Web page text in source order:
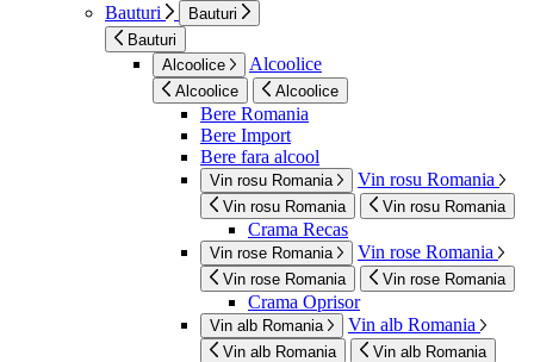
Bauturi
Bauturi
Bauturi
Alcoolice
Alcoolice
Alcoolice Alcoolice
Bere Romania
Bere Import
Bere fara alcool
Vin rosu Romania Vin rosu Romania
Vin rosu Romania Vin rosu Romania
Crama Recas
Vin rose Romania Vin rose Romania
Vin rose Romania Vin rose Romania
Crama Oprisor
Vin alb Romania Vin alb Romania
Vin alb Romania Vin alb Romania